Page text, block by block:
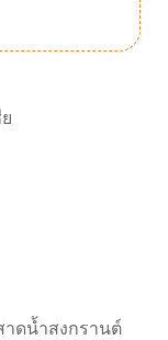
ดน้ำสงกรานต์